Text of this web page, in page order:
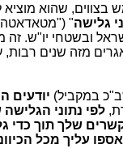
גלישה"
ובשטחי יו"ש. זה
מזה שנים רבות,
במקביל) יודעים
לפי נתוני
שלך תוך כדי
עליך מכל